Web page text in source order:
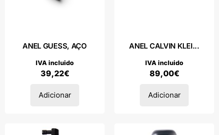
ANEL GUESS, AÇO
39,22€
IVA incluido
Adicionar
ANEL CALVIN KLEI...
89,00€
IVA incluido
Adicionar